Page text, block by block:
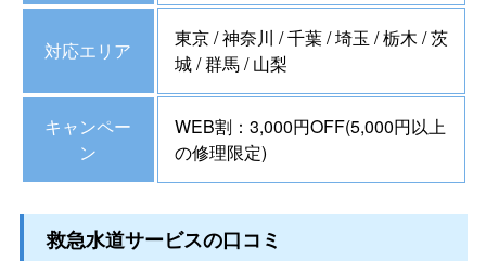
対応エリア
東京 / 神奈川 / 千葉 / 埼玉 / 栃木 / 茨
城 / 群馬 / 山梨
キャンペー
ン
WEB割：3,000円OFF(5,000円以上
の修理限定)
救急水道サービスの口コミ